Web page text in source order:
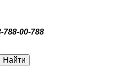
Найти